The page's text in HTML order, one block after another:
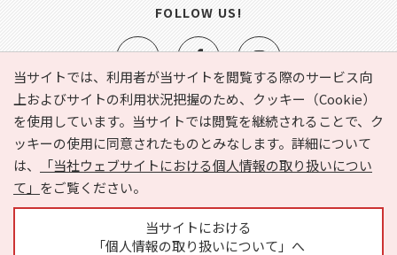
当サイトでは、利用者が当サイトを閲覧する際のサービス向
上およびサイトの利用状況把握のため、クッキー（Cookie）
を使用しています。当サイトでは閲覧を継続されることで、ク
ッキーの使用に同意されたものとみなします。詳細について
は、
「当社ウェブサイトにおける個人情報の取り扱いについ
て」 をご覧ください。
当サイトにおける
「個人情報の取り扱いについて」へ
e-NAVITA（イーナビタ）とは？ お気に入り
ヘルプ
利用規約
個人情報の取り扱いについて
運営会社
サイトマップ
広告掲載に関するお問い合わせ
FOLLOW US!